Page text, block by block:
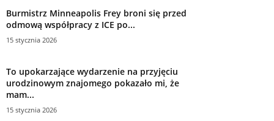
Burmistrz Minneapolis Frey broni się przed
odmową współpracy z ICE po...
15 stycznia 2026
To upokarzające wydarzenie na przyjęciu
urodzinowym znajomego pokazało mi, że
mam...
15 stycznia 2026